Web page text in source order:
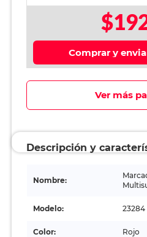
Comprar y
Ver más
Descripción y
Nombre:
Modelo: 23284
Color: Rojo